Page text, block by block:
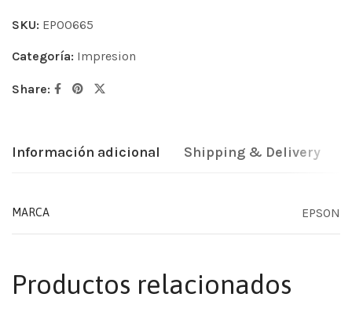
SKU: EP00665
Categoría: Impresion
Share:
Información adicional Shipping & Delivery
MARCA EPSON
Productos relacionados